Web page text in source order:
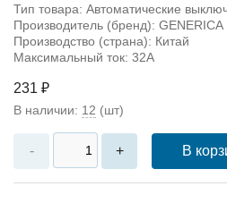
Тип товара: Автоматические
Производитель (бренд): GENERICA
Производство (страна): Китай
Максимальный ток: 32А
231 ₽
В наличии: 12 (шт)
- + В